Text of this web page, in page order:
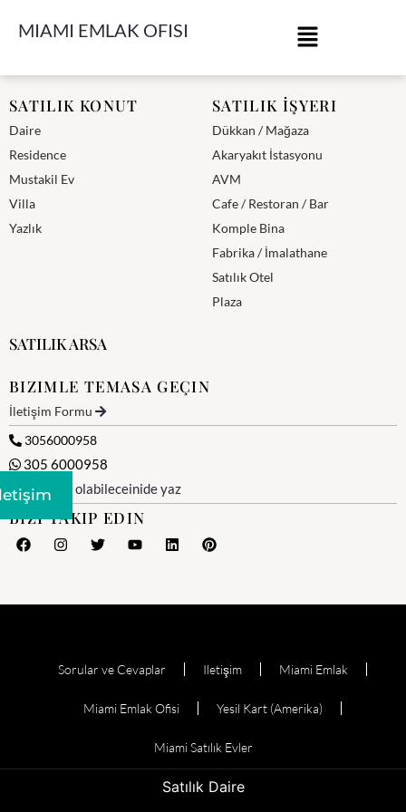
MIAMI EMLAK OFISI
Miami Emlak Ofisi
SATILIK KONUT
Daire
Residence
Mustakil Ev
Villa
Yazlık
SATILIK İŞYERI
Dükkan / Mağaza
Akaryakıt İstasyonu
AVM
Cafe / Restoran / Bar
Komple Bina
Fabrika / İmalathane
Satılık Otel
Plaza
SATILIK ARSA
BIZIMLE TEMASA GEÇIN
İletişim Formu
3056000958
305 6000958
WhatsApp olabileceinide yaz
BIZI TAKIP EDIN
Sorular ve Cevaplar Iletişim Miami Emlak
Miami Emlak Ofisi Yesil Kart (Amerika)
Miami Satılık Evler
Satılık Daire